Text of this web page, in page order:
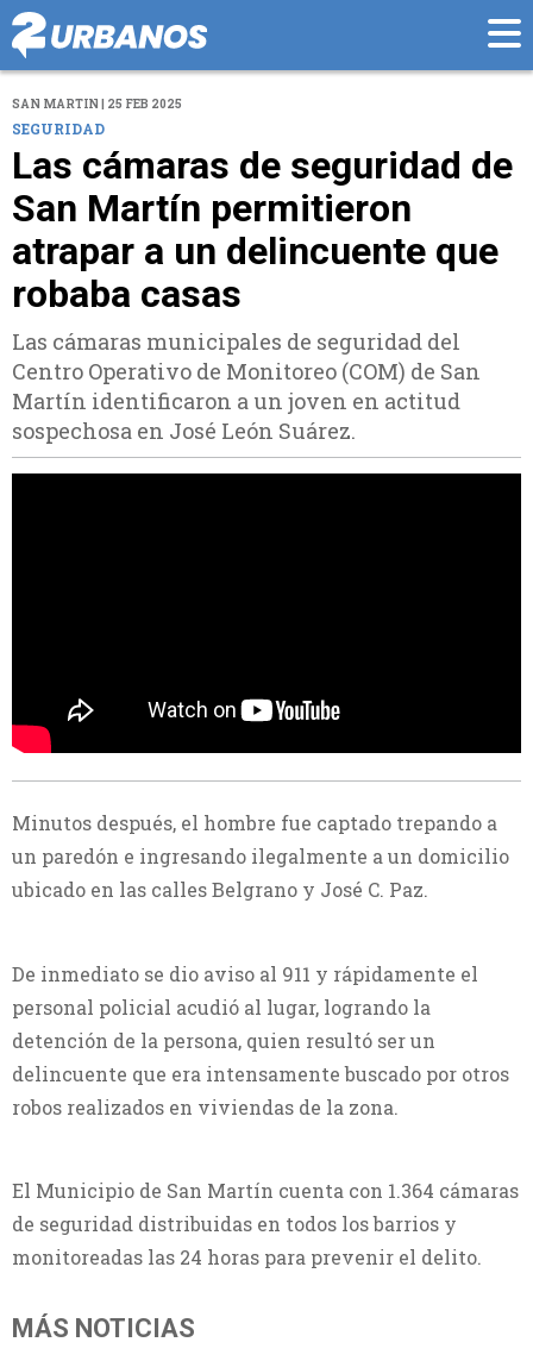
SAN MARTIN | 25 FEB 2025
SEGURIDAD
Las cámaras de seguridad de
San Martín permitieron
atrapar a un delincuente que
robaba casas
Las cámaras municipales de seguridad del
Centro Operativo de Monitoreo (COM) de San
Martín identificaron a un joven en actitud
sospechosa en José León Suárez.
Minutos después, el hombre fue captado trepando a
un paredón e ingresando ilegalmente a un domicilio
ubicado en las calles Belgrano y José C. Paz.
De inmediato se dio aviso al 911 y rápidamente el
personal policial acudió al lugar, logrando la
detención de la persona, quien resultó ser un
delincuente que era intensamente buscado por otros
robos realizados en viviendas de la zona.
El Municipio de San Martín cuenta con 1.364 cámaras
de seguridad distribuidas en todos los barrios y
monitoreadas las 24 horas para prevenir el delito.
MÁS NOTICIAS